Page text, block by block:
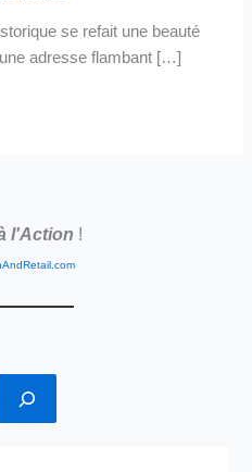
se refait une beauté
adresse flambant […]
l'Action !